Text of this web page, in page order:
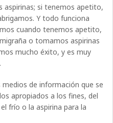
aspirinas; si tenemos apetito,
Y todo funciona
cuando tenemos apetito,
o tomamos aspirinas
mucho éxito, y es muy
de información que se
apropiados a los fines, del
frío o la aspirina para la